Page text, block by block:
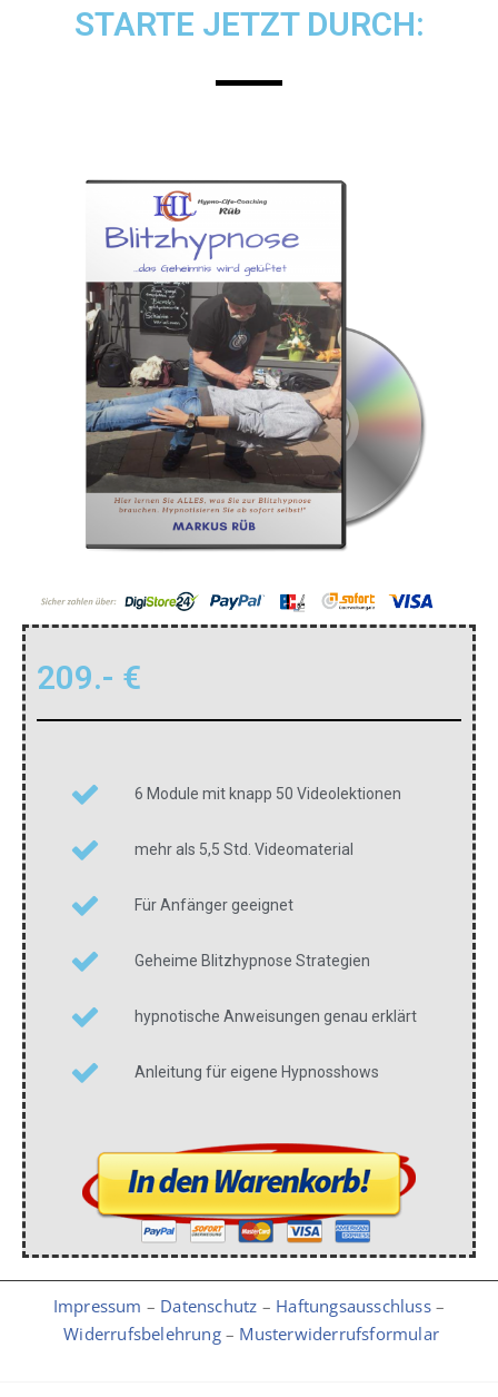
STARTE JETZT DURCH:
209.- €
6 Module mit knapp 50 Videolektionen
mehr als 5,5 Std. Videomaterial
Für Anfänger geeignet
Geheime Blitzhypnose Strategien
hypnotische Anweisungen genau erklärt
Anleitung für eigene Hypnosshows
Impressum – Datenschutz – Haftungsausschluss –
Widerrufsbelehrung– Musterwiderrufsformular